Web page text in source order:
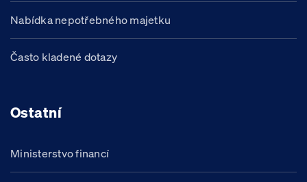
Nabídka nepotřebného majetku
Často kladené dotazy
Ostatní
Ministerstvo financí